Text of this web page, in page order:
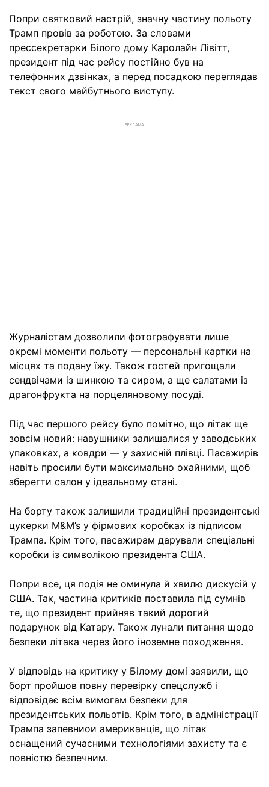
Попри святковий настрій, значну частину польоту
Трамп провів за роботою. За словами
прессекретарки Білого дому Каролайн Лівітт,
президент під час рейсу постійно був на
телефонних дзвінках, а перед посадкою переглядав
текст свого майбутнього виступу.
РЕКЛАМА
Журналістам дозволили фотографувати лише
окремі моменти польоту — персональні картки на
місцях та подану їжу. Також гостей пригощали
сендвічами із шинкою та сиром, а ще салатами із
драгонфрукта на порцеляновому посуді.
Під час першого рейсу було помітно, що літак ще
зовсім новий: навушники залишалися у заводських
упаковках, а ковдри — у захисній плівці. Пасажирів
навіть просили бути максимально охайними, щоб
зберегти салон у ідеальному стані.
На борту також залишили традиційні президентські
цукерки M&M’s у фірмових коробках із підписом
Трампа. Крім того, пасажирам дарували спеціальні
коробки із символікою президента США.
Попри все, ця подія не оминула й хвилю дискусій у
США. Так, частина критиків поставила під сумнів
те, що президент прийняв такий дорогий
подарунок від Катару. Також лунали питання щодо
безпеки літака через його іноземне походження.
У відповідь на критику у Білому домі заявили, що
борт пройшов повну перевірку спецслужб і
відповідає всім вимогам безпеки для
президентських польотів. Крім того, в адміністрації
Трампа запевниои американців, що літак
оснащений сучасними технологіями захисту та є
повністю безпечним.